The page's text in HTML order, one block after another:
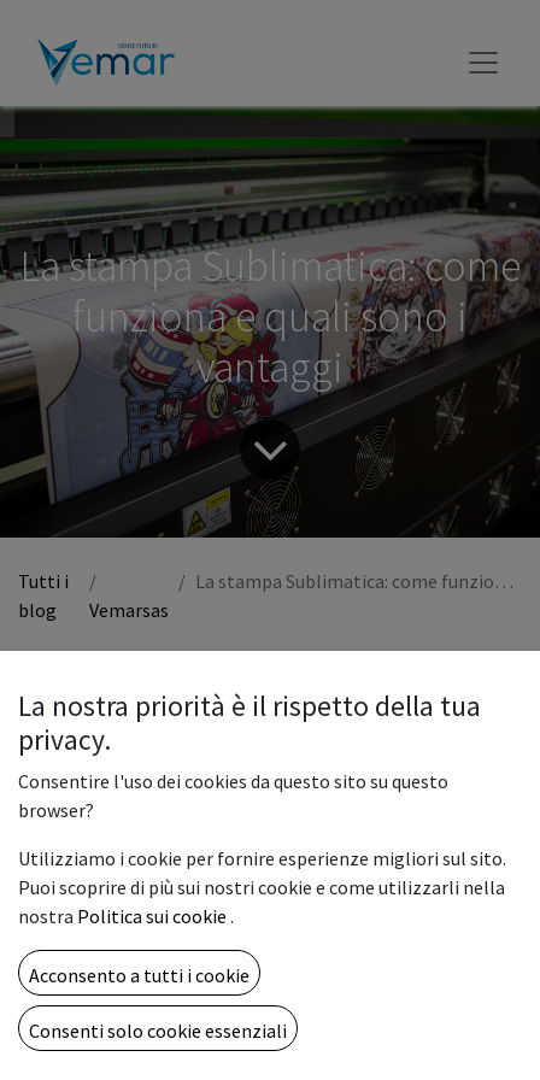
La stampa Sublimatica: come
funziona e quali sono i
vantaggi
Tutti i
blog
Vemarsas
La stampa Sublimatica: come funziona e quali sono i vantaggi
grande formato, la
stampa sublimatica , oggi più che mai,
rappresenta una concreta
opportunità di business
Vediamo pertanto nello specifico cos’è la sublimazione, come
Cos’è la Sublimazione
La sublimazione - chimicamente intesa come la fase di
transizione dallo stato solido allo stato aeriforme, senza passare
da quello liquido – indica, nel settore della
processo di trasformazione che gli inchiostri subiscono quando,
La nostra priorità è il rispetto della tua
privacy.
Consentire l'uso dei cookies da questo sito su questo
browser?
Utilizziamo i cookie per fornire esperienze migliori sul sito.
Puoi scoprire di più sui nostri cookie e come utilizzarli nella
nostra Politica sui cookie .
Acconsento a tutti i cookie
Consenti solo cookie essenziali